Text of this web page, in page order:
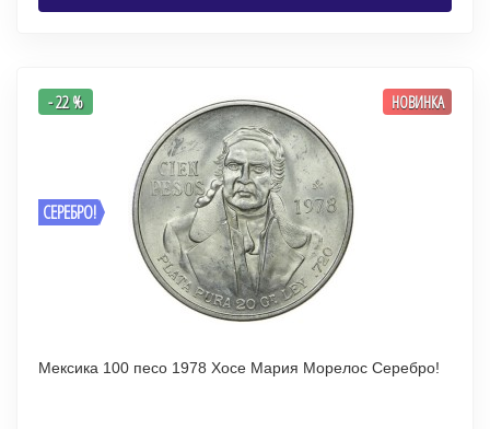
СЕРЕБРО!
- 22 % НОВИНКА
Мексика 100 песо 1978 Хосе Мария Морелос Серебро!